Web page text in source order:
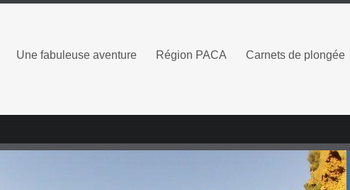
Une fabuleuse aventure Région PACA Carnets de plongée